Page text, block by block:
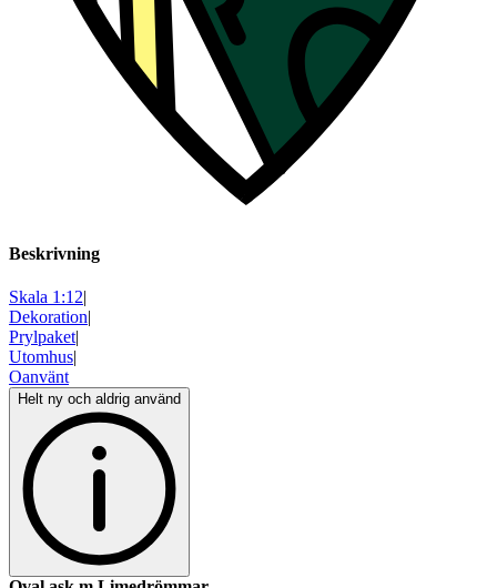
Beskrivning
Skala 1:12|
Dekoration|
Prylpaket|
Utomhus|
Oanvänt
Helt ny och aldrig använd